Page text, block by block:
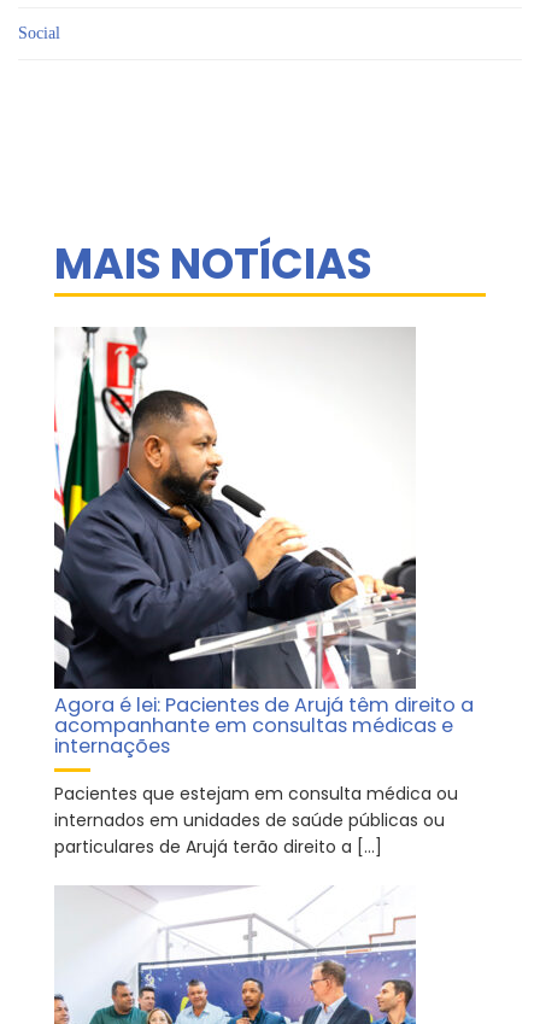
Social
MAIS NOTÍCIAS
Agora é lei: Pacientes de Arujá têm direito a
acompanhante em consultas médicas e
internações
Pacientes que estejam em consulta médica ou
internados em unidades de saúde públicas ou
particulares de Arujá terão direito a […]